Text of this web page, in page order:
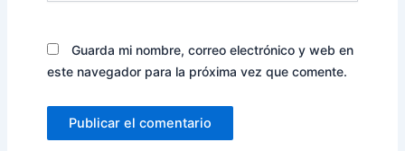
Guarda mi nombre, correo electrónico y web en
este navegador para la próxima vez que comente.